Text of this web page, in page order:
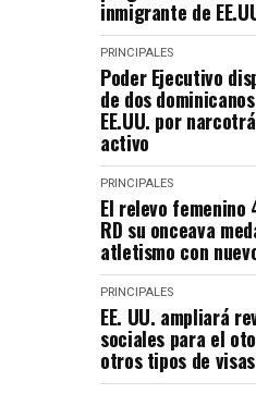
inmigrante de
PRINCIPALES
Poder Ejecutivo
de dos
EE.UU. por
activo
PRINCIPALES
El relevo femenino
RD su onceava
atletismo con
PRINCIPALES
EE. UU. ampliará
sociales para el
otros tipos de visas